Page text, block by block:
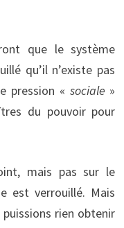
que le système
qu’il n’existe pas
pression « sociale »
du pouvoir pour
mais pas sur le
est verrouillé. Mais
puissions rien obtenir